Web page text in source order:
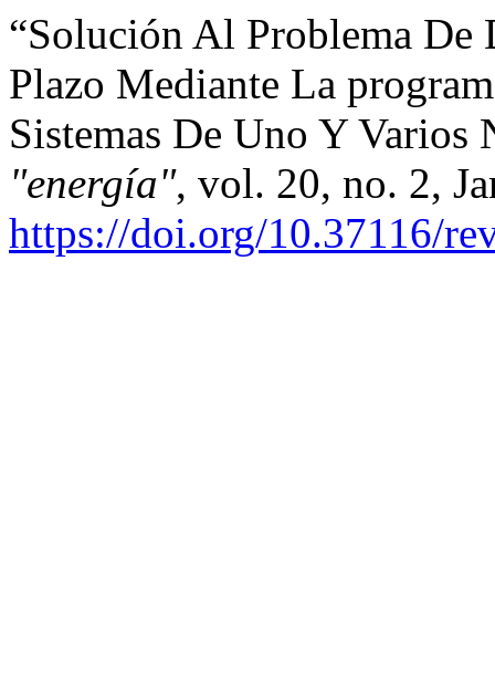
“Solución Al Problema De
Plazo Mediante La
Sistemas De Uno Y Varios
"energía", vol. 20, no. 2,
https://doi.org/10.37116/